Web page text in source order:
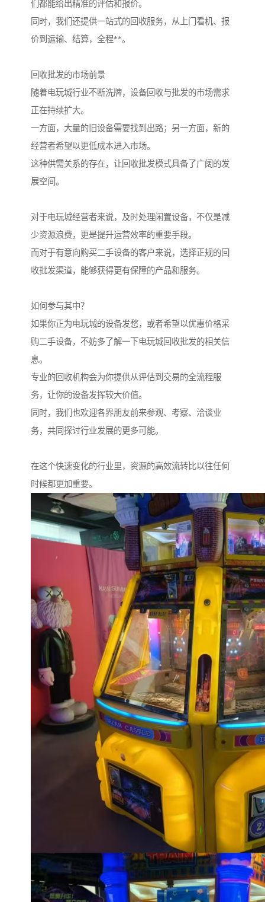
们都能给出精准的评估和报价。
同时，我们还提供一站式的回收服务，从上门看机、报
价到运输、结算，全程**。
回收批发的市场前景
随着电玩城行业不断洗牌，设备回收与批发的市场需求
正在持续扩大。
一方面，大量的旧设备需要找到出路；另一方面，新的
经营者希望以更低成本进入市场。
这种供需关系的存在，让回收批发模式具备了广阔的发
展空间。
对于电玩城经营者来说，及时处理闲置设备，不仅是减
少资源浪费，更是提升运营效率的重要手段。
而对于有意向购买二手设备的客户来说，选择正规的回
收批发渠道，能够获得更有保障的产品和服务。
如何参与其中？
如果你正为电玩城的设备发愁，或者希望以优惠价格采
购二手设备，不妨多了解一下电玩城回收批发的相关信
息。
专业的回收机构会为你提供从评估到交易的全流程服
务，让你的设备发挥较大价值。
同时，我们也欢迎各界朋友前来参观、考察、洽谈业
务，共同探讨行业发展的更多可能。
在这个快速变化的行业里，资源的高效流转比以往任何
时候都更加重要。